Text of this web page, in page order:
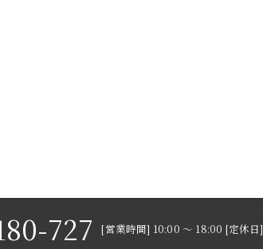
727 [営業時間] 10:00 ～ 18:00 [定休日